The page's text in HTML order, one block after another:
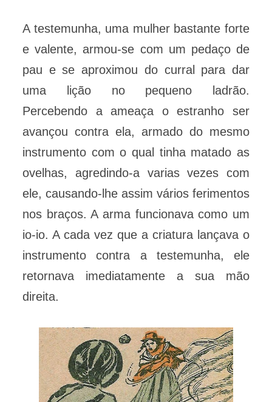
A testemunha, uma mulher bastante forte
e valente, armou-se com um pedaço de
pau e se aproximou do curral para dar
uma lição no pequeno ladrão.
Percebendo a ameaça o estranho ser
avançou contra ela, armado do mesmo
instrumento com o qual tinha matado as
ovelhas, agredindo-a varias vezes com
ele, causando-lhe assim vários ferimentos
nos braços. A arma funcionava como um
io-io. A cada vez que a criatura lançava o
instrumento contra a testemunha, ele
retornava imediatamente a sua mão
direita.